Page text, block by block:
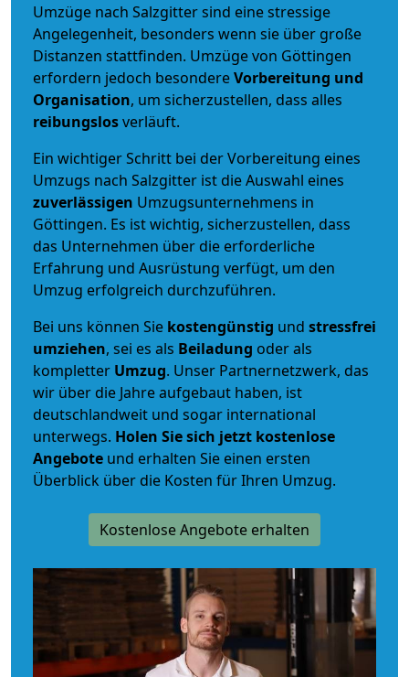
Umzüge nach Salzgitter sind eine stressige
Angelegenheit, besonders wenn sie über große
Distanzen stattfinden. Umzüge von Göttingen
erfordern jedoch besondereVorbereitung und
Organisation, um sicherzustellen, dass alles
reibungslosverläuft.
Ein wichtiger Schritt bei der Vorbereitung eines
Umzugs nach Salzgitter ist die Auswahl eines
zuverlässigen Umzugsunternehmens in
Göttingen. Es ist wichtig, sicherzustellen, dass
das Unternehmen über die erforderliche
Erfahrung und Ausrüstung verfügt, um den
Umzug erfolgreich durchzuführen.
Bei uns können Sie kostengünstig und stressfrei
umziehen, sei es als Beiladung oder als
kompletter Umzug. Unser Partnernetzwerk, das
wir über die Jahre aufgebaut haben, ist
deutschlandweit und sogar international
unterwegs. Holen Sie sich jetzt kostenlose
Angebote und erhalten Sie einen ersten
Überblick über die Kosten für Ihren Umzug.
Kostenlose Angebote erhalten